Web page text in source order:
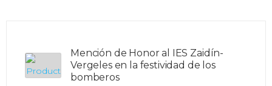
Mención de Honor al IES Zaidín-
Vergeles en la festividad de los
bomberos